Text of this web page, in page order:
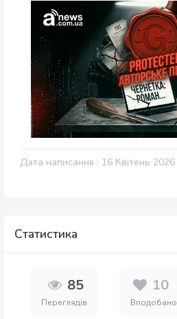
Дата написання : 16 Квітень 2026
Статистика
85
Переглядів
10
Вподобано